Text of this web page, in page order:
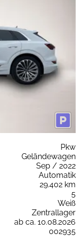
Pkw
Geländewagen
Sep / 2022
Automatik
29.402 km
5
Weiß
Zentrallager
ab ca. 10.08.2026
002935